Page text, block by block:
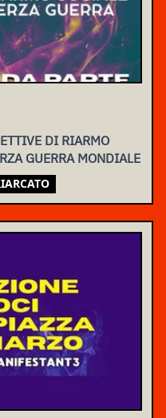
DI RIARMO
GUERRA MONDIALE